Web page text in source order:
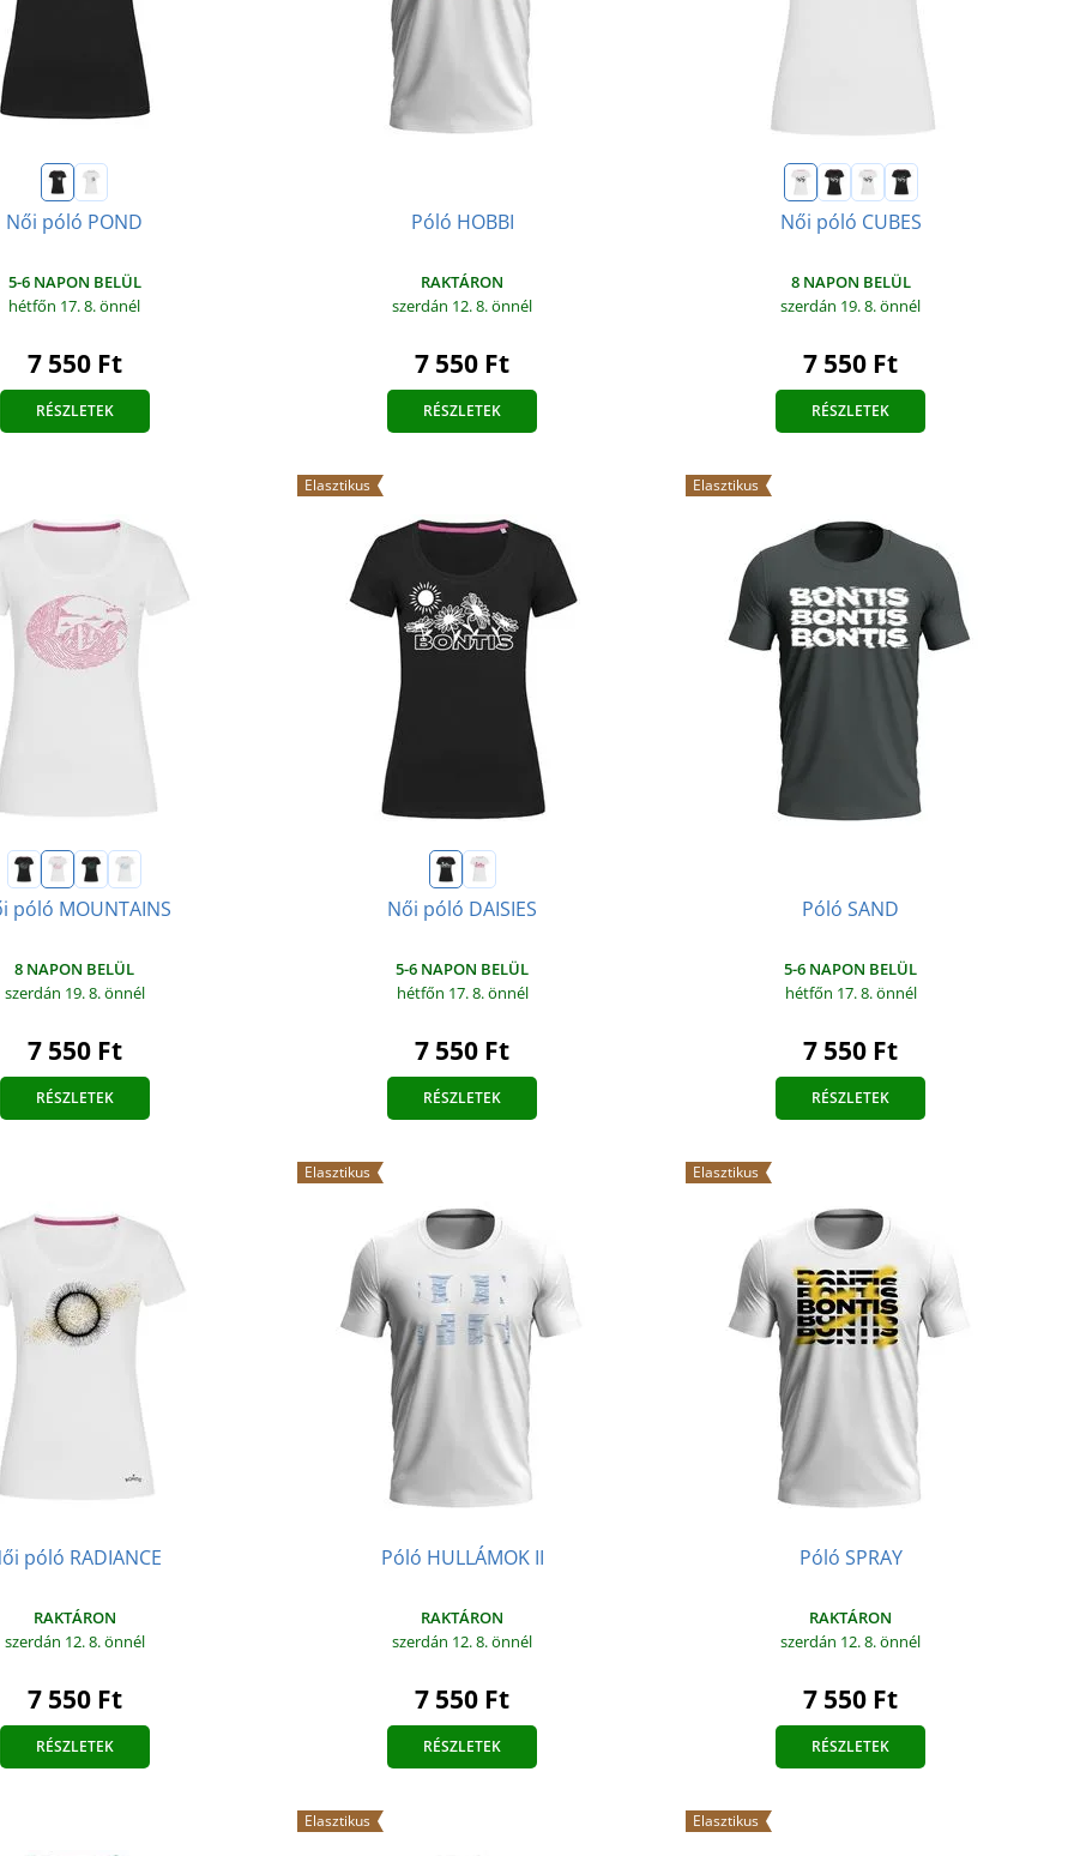
Női póló POND
5-6 NAPON BELÜL
hétfőn 17. 8.önnél
7 550 Ft
RÉSZLETEK
Póló HOBBI
RAKTÁRON
szerdán 12. 8.önnél
7 550 Ft
RÉSZLETEK
Női póló CUBES
8 NAPON BELÜL
szerdán 19. 8.önnél
7 550 Ft
RÉSZLETEK
póló MOUNTAINS
8 NAPON BELÜL
szerdán 19. 8.önnél
7 550 Ft
RÉSZLETEK
Elasztikus
Női póló DAISIES
5-6 NAPON BELÜL
hétfőn 17. 8.önnél
7 550 Ft
RÉSZLETEK
Elasztikus
Póló SAND
5-6 NAPON BELÜL
hétfőn 17. 8.önnél
7 550 Ft
RÉSZLETEK
póló RADIANCE
RAKTÁRON
szerdán 12. 8.önnél
7 550 Ft
RÉSZLETEK
Elasztikus
Póló HULLÁMOK II
RAKTÁRON
szerdán 12. 8.önnél
7 550 Ft
RÉSZLETEK
Elasztikus
Póló SPRAY
RAKTÁRON
szerdán 12. 8.önnél
7 550 Ft
RÉSZLETEK
Elasztikus Elasztikus